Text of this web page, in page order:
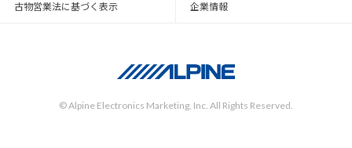
古物営業法に基づく表示 企業情報
© Alpine Electronics Marketing, Inc. All Rights Reserved.